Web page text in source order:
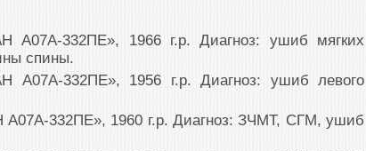
А07А-332ПЕ», 1966 г.р. Диагноз: ушиб мягких
спины.
А07А-332ПЕ», 1956 г.р. Диагноз: ушиб левого
А07А-332ПЕ», 1960 г.р. Диагноз: ЗЧМТ, СГМ, ушиб